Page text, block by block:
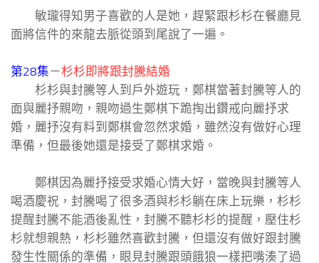
敏瓏得知男子喜歡的人是她，趕緊跟杉杉在餐廳見
面將信件的來龍去脈從頭到尾說了一遍。
第28集－杉杉即將跟封騰結婚
杉杉與封騰等人到戶外遊玩，鄭棋當著封騰等人的
面與麗抒親吻，親吻過生鄭棋下跪掏出鑽戒向麗抒求
婚，麗抒沒有料到鄭棋會忽然求婚，雖然沒有做好心理
準備，但最後她還是接受了鄭棋求婚。
鄭棋因為麗抒接受求婚心情大好，當晚與封騰等人
喝酒慶祝，封騰喝了很多酒與杉杉躺在床上玩樂，杉杉
提醒封騰不能酒後亂性，封騰不聽杉杉的提醒，壓住杉
杉就想親熱，杉杉雖然喜歡封騰，但還沒有做好跟封騰
發生性關係的準備，眼見封騰跟頭餓狼一樣把嘴湊了過